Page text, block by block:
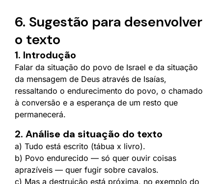
6. Sugestão para desenvolver
o texto
1. Introdução
Falar da situação do povo de Israel e da situação
da mensagem de Deus através de Isaías,
ressaltando o endurecimento do povo, o chamado
à conversão e a esperança de um resto que
permanecerá.
2. Análise da situação do texto
a) Tudo está escrito (tábua x livro).
b) Povo endurecido — só quer ouvir coisas
aprazíveis — quer fugir sobre cavalos.
c) Mas a destruição está próxima, no exemplo do